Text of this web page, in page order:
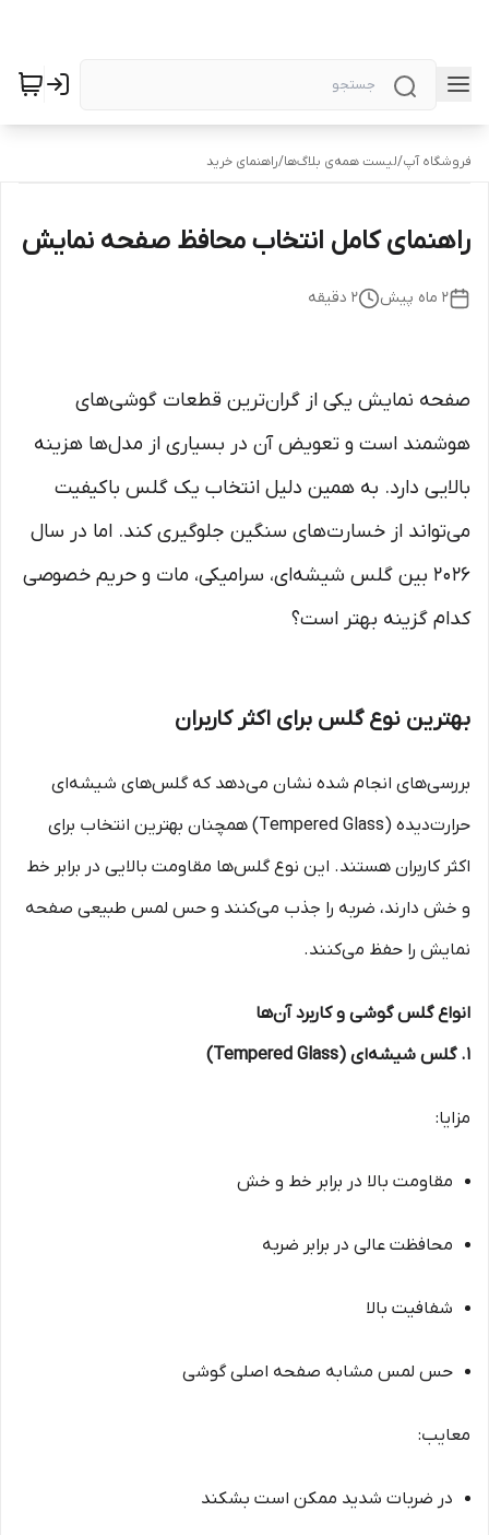
فروشگاه آپ/لیست همه‌ی بلاگ‌ها/راهنمای خرید
راهنمای کامل انتخاب محافظ صفحه نمایش
۲ ماه پیش 2 دقیقه
صفحه نمایش یکی از گران‌ترین قطعات گوشی‌های
هوشمند است و تعویض آن در بسیاری از مدل‌ها هزینه
بالایی دارد. به همین دلیل انتخاب یک گلس باکیفیت
می‌تواند از خسارت‌های سنگین جلوگیری کند. اما در سال
۲۰۲۶ بین گلس شیشه‌ای، سرامیکی، مات و حریم خصوصی
کدام گزینه بهتر است؟
بهترین نوع گلس برای اکثر کاربران
بررسی‌های انجام شده نشان می‌دهد که گلس‌های شیشه‌ای
حرارت‌دیده (Tempered Glass) همچنان بهترین انتخاب برای
اکثر کاربران هستند. این نوع گلس‌ها مقاومت بالایی در برابر خط
و خش دارند، ضربه را جذب می‌کنند و حس لمس طبیعی صفحه
نمایش را حفظ می‌کنند.
انواع گلس گوشی و کاربرد آن‌ها
۱. گلس شیشه‌ای (Tempered Glass)
مزایا:
مقاومت بالا در برابر خط و خش
محافظت عالی در برابر ضربه
شفافیت بالا
حس لمس مشابه صفحه اصلی گوشی
معایب:
در ضربات شدید ممکن است بشکند